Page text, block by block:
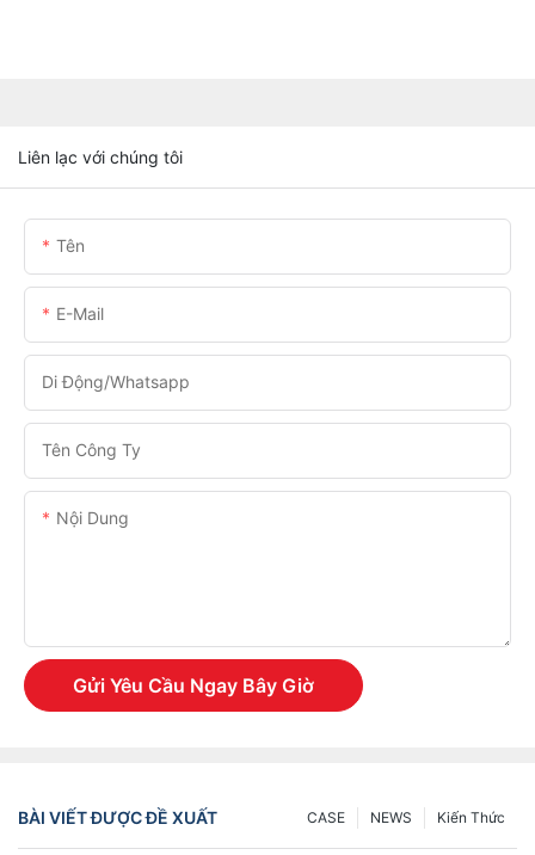
Liên lạc với chúng tôi
Tên
E-Mail
Di Động/Whatsapp
Tên Công Ty
Nội Dung
Gửi Yêu Cầu Ngay Bây Giờ
BÀI VIẾT ĐƯỢC ĐỀ XUẤT Kiến Thức
NEWS
CASE